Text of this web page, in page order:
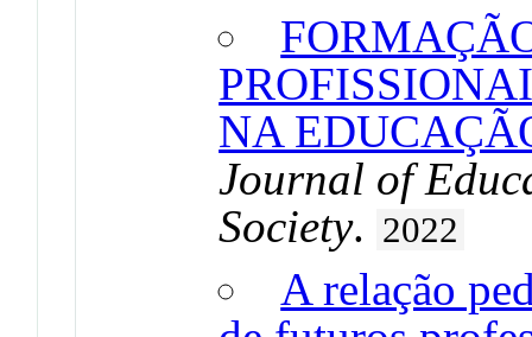
NA
Journal of
Society. 2022
A relação